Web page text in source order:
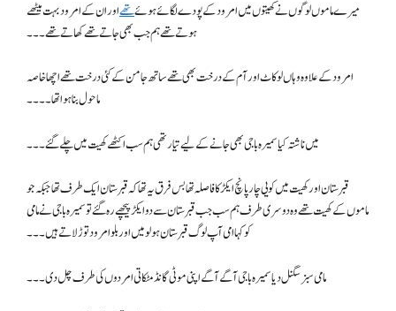
میرے ماموں لوگوں نے کھیتوں میں امرود کے پودے لگائے ہوئےتھےاور ان کے امرود بہت میٹھے
ہوتے تھے ہم جب بھی جاتے تھے کھاتے تھے۔۔۔
امرود کے علاوہ وہاں لوکاٹ اور آم کے درخت بھی تھے ساتھ جامن کے کئی درخت تھے اچھا خاصہ
ماحول بنا ہوا تھا۔۔۔۔
میں ناشتہ کیا سمیرہ باجی بھی جانے کے لیے تیار تھی ہم سب اکٹھے کھیت میں چلے گئے ۔۔۔
قبرستان اور کھیت میں کویی چار پانچ ایکڑ کا فاصلہ تھا بس فرق یہ تھا کہ قبرستان ایک طرف تھا جبکہ جو
ماموں کے کھیت تھے وہ دوسری طرف ہم سب جب قبرستان سے دو ایکڑ پیچھے رہ گئے تو سمیرہ باجی نے مامی
کو کہا امی آپ لوگ قبرستان ہو لو میں اور بلو امرود توڑ لاتے ہیں۔۔۔
مامی سبز سگنل دیا سمیرہ باجی آگے آگے اپنی موٹی گانڈ مٹکاتی امردوں کی طرف چل دی۔۔۔